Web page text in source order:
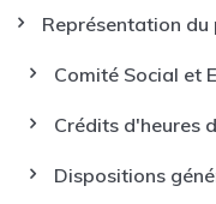
Représentation du
Comité Social et
Crédits d'heures
Dispositions